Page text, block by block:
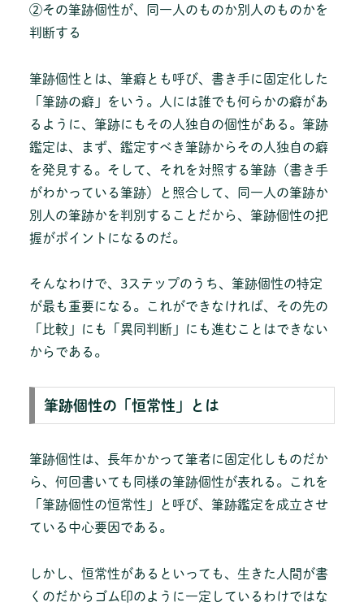
②その筆跡個性が、同一人のものか別人のものかを
判断する
筆跡個性とは、筆癖とも呼び、書き手に固定化した
「筆跡の癖」をいう。人には誰でも何らかの癖があ
るように、筆跡にもその人独自の個性がある。筆跡
鑑定は、まず、鑑定すべき筆跡からその人独自の癖
を発見する。そして、それを対照する筆跡（書き手
がわかっている筆跡）と照合して、同一人の筆跡か
別人の筆跡かを判別することだから、筆跡個性の把
握がポイントになるのだ。
そんなわけで、3ステップのうち、筆跡個性の特定
が最も重要になる。これができなければ、その先の
「比較」にも「異同判断」にも進むことはできない
からである。
筆跡個性の「恒常性」とは
筆跡個性は、長年かかって筆者に固定化しものだか
ら、何回書いても同様の筆跡個性が表れる。これを
「筆跡個性の恒常性」と呼び、筆跡鑑定を成立させ
ている中心要因である。
しかし、恒常性があるといっても、生きた人間が書
くのだからゴム印のように一定しているわけではな